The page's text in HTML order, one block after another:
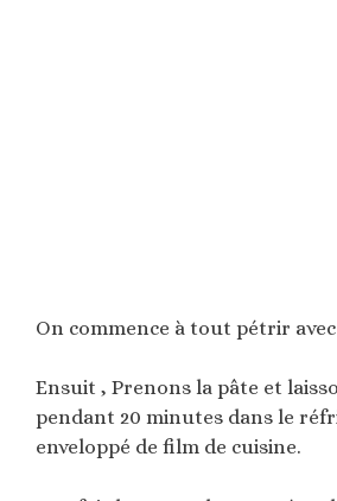
On commence à tout pétrir
Ensuit , Prenons la pâte et
pendant 20 minutes dans le
enveloppé de film de cuisine.